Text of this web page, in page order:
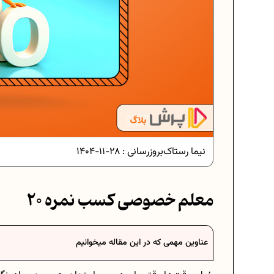
دانلود رایگان نمونه سوالات
فرمول حجم اشکال هندسی در
برنامه‌ ریزی درسی هفتم
بروزرسانی : 28-11-1404 نیما رستاک
معلم خصوصی کسب نمره 20
عناوین مهمی که در این مقاله میخوانیم